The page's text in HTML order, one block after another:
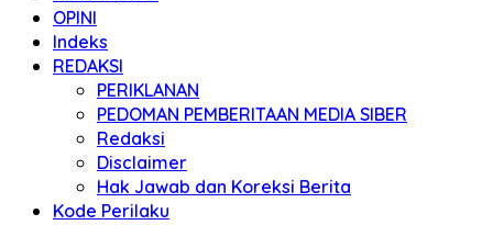
OPINI
Indeks
REDAKSI
PERIKLANAN
PEDOMAN PEMBERITAAN MEDIA SIBER
Redaksi
Disclaimer
Hak Jawab dan Koreksi Berita
Kode Perilaku